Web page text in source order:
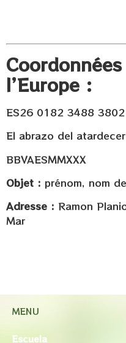
l’Europe :
ES26 0182 3488
El abrazo del
BBVAESMMXXX
Objet : prénom, nom
Adresse : Ramon
Mar
MENU
Escuela